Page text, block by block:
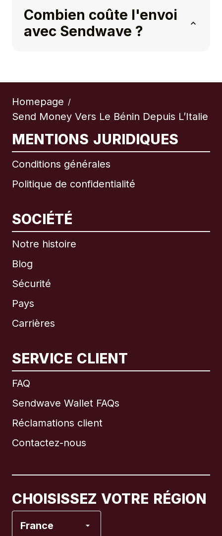
Combien coûte l'envoi
avec Sendwave ?
Homepage /
Send Money Vers Le Bénin Depuis L’Italie
MENTIONS JURIDIQUES
Conditions générales
Politique de confidentialité
SOCIÉTÉ
Notre histoire
Blog
Sécurité
Pays
Carrières
SERVICE CLIENT
FAQ
Sendwave Wallet FAQs
Réclamations client
Contactez-nous
CHOISISSEZ VOTRE RÉGION
France
International English
Brésil